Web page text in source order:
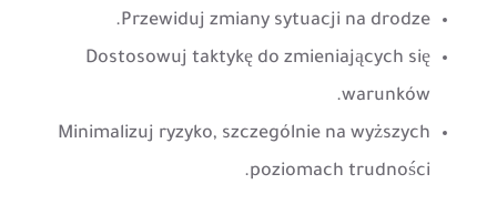
Przewiduj zmiany sytuacji na drodze.
Dostosowuj taktykę do zmieniających się
warunków.
Minimalizuj ryzyko, szczególnie na wyższych
poziomach trudności.